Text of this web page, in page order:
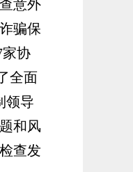
意外
骗保
家协
全面
领导
和风
查发